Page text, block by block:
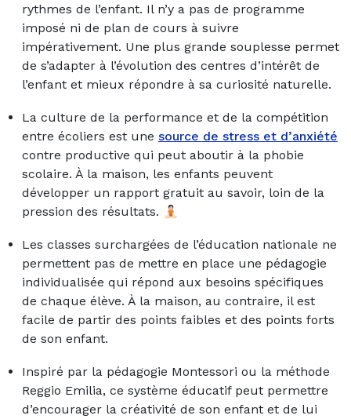
rythmes de l’enfant. Il n’y a pas de programme
imposé ni de plan de cours à suivre
impérativement. Une plus grande souplesse permet
de s’adapter à l’évolution des centres d’intérêt de
l’enfant et mieux répondre à sa curiosité naturelle.
La culture de la performance et de la compétition
entre écoliers est une source de stress et d’anxiété
contre productive qui peut aboutir à la phobie
scolaire. À la maison, les enfants peuvent
développer un rapport gratuit au savoir, loin de la
pression des résultats. 🧘🏻
Les classes surchargées de l’éducation nationale ne
permettent pas de mettre en place une pédagogie
individualisée qui répond aux besoins spécifiques
de chaque élève. À la maison, au contraire, il est
facile de partir des points faibles et des points forts
de son enfant.
Inspiré par la pédagogie Montessori ou la méthode
Reggio Emilia, ce système éducatif peut permettre
d’encourager la créativité de son enfant et de lui